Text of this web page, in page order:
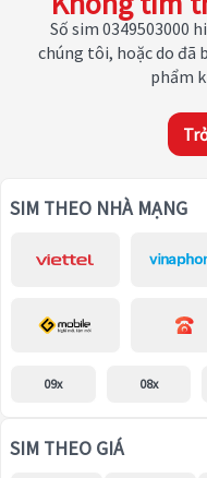
Số sim 0349503000
chúng tôi, hoặc do đã
phẩm
SIM THEO NHÀ MẠNG
09x 08x
SIM THEO GIÁ